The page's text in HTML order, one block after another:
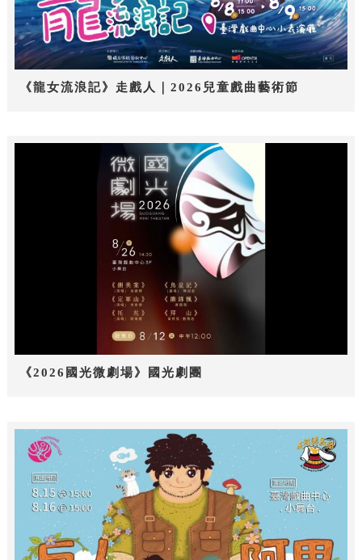
《龍女流浪記》走戲人｜2026兒童戲曲藝術節
《2026國光微劇場》國光劇團